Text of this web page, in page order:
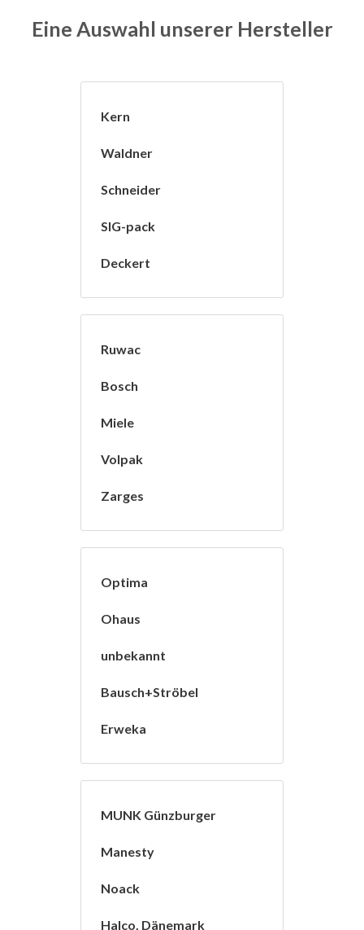
Eine Auswahl unserer Hersteller
Kern
Waldner
Schneider
SIG-pack
Deckert
Ruwac
Bosch
Miele
Volpak
Zarges
Optima
Ohaus
unbekannt
Bausch+Ströbel
Erweka
MUNK Günzburger
Manesty
Noack
Halco, Dänemark